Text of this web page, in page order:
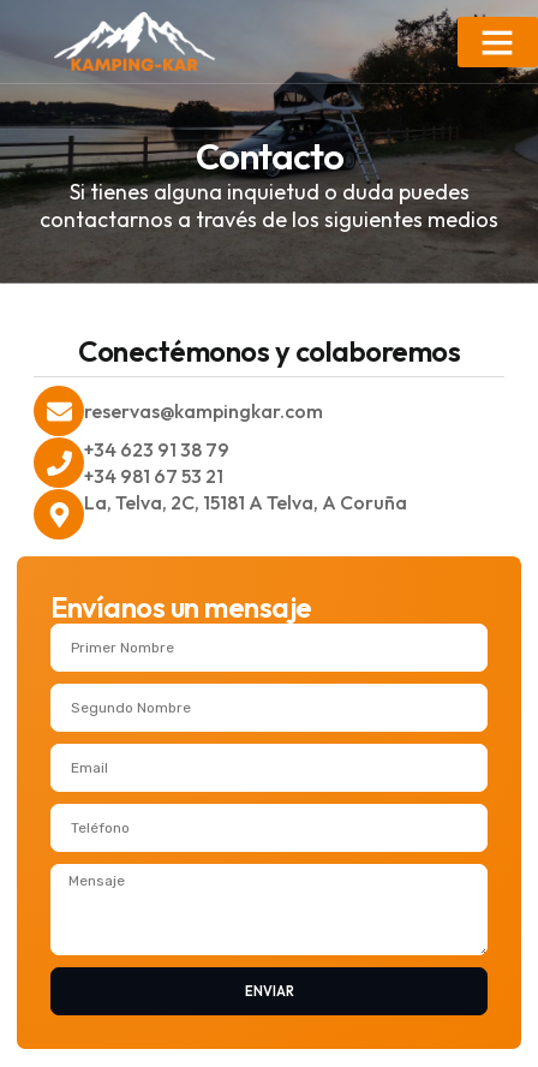
Contacto
Si tienes alguna inquietud o duda puedes
contactarnos a través de los siguientes medios
Envíanos un mensaje
ENVIAR
Conectémonos y colaboremos
reservas@kampingkar.com
+34 623 91 38 79
+34 981 67 53 21
La, Telva, 2C, 15181 A Telva, A Coruña